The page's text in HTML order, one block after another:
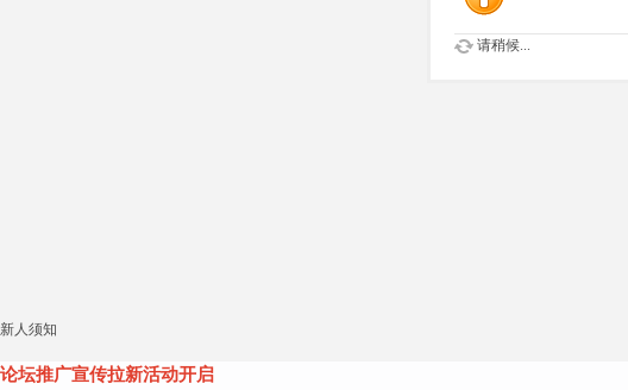
请稍候...
新人须知
论坛推广宣传拉新活动开启